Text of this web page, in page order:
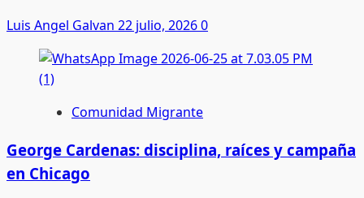
Luis Angel Galvan 22 julio, 20260
Comunidad Migrante
George Cardenas: disciplina, raíces y campaña
en Chicago